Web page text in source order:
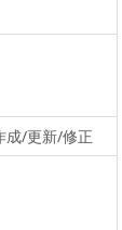
成/更新/修正